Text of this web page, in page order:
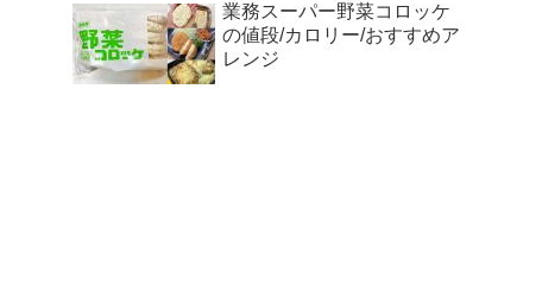
業務スーパー野菜コロッケ
の値段/カロリー/おすすめア
レンジ